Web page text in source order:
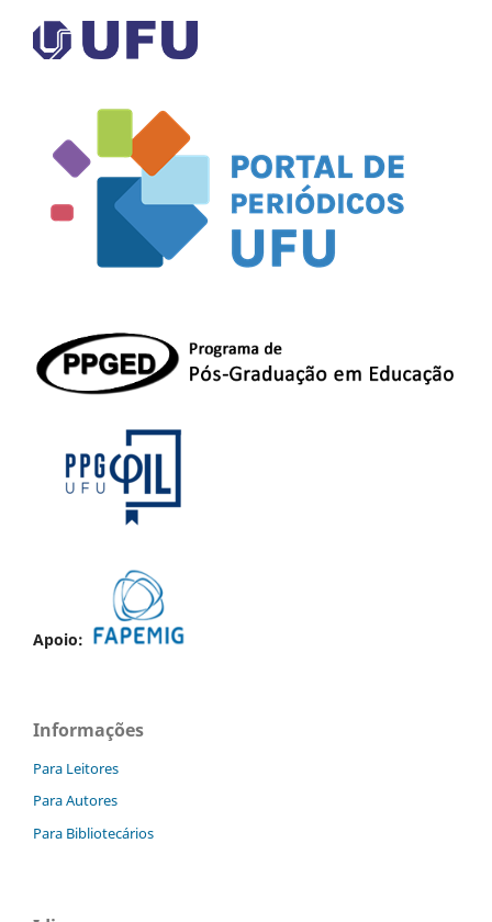
Apoio:
Informações
Para Leitores
Para Autores
Para Bibliotecários